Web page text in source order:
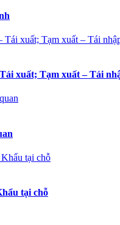
xuất; Tạm xuất – Tái
tại chỗ